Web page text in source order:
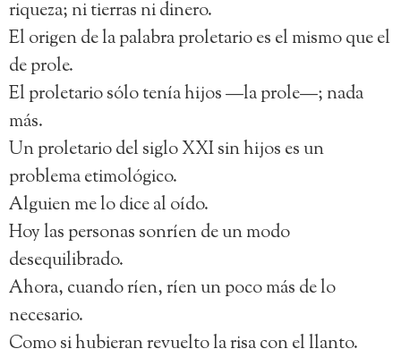
riqueza; ni tierras ni dinero.
El origen de la palabra proletario es el mismo que el
de prole.
El proletario sólo tenía hijos —la prole—; nada
más.
Un proletario del siglo XXI sin hijos es un
problema etimológico.
Alguien me lo dice al oído.
Hoy las personas sonríen de un modo
desequilibrado.
Ahora, cuando ríen, ríen un poco más de lo
necesario.